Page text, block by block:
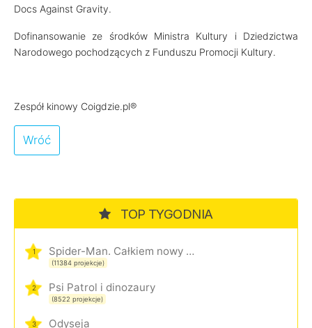
Docs Against Gravity.
Dofinansowanie ze środków Ministra Kultury i Dziedzictwa
Narodowego pochodzących z Funduszu Promocji Kultury.
Zespół kinowy Coigdzie.pl®
Wróć
TOP TYGODNIA
1 Spider-Man. Całkiem nowy dzień
(11384 projekcje)
2 Psi Patrol i dinozaury
(8522 projekcje)
3 Odyseja